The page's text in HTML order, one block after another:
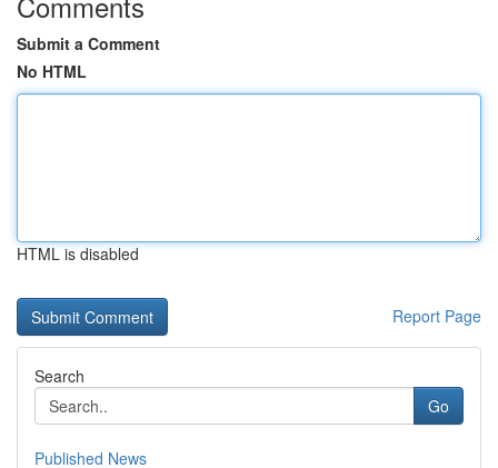
Submit a Comment
No HTML
HTML is disabled
Report Page
Search
Go
Published News